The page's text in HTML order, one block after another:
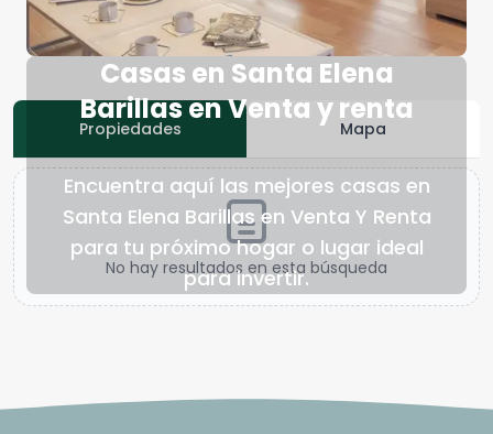
Casas en Santa Elena
Barillas en Venta y renta
Encuentra aquí las mejores casas en
Santa Elena Barillas en Venta Y Renta
para tu próximo hogar o lugar ideal
para invertir.
Propiedades Mapa
No hay resultados en esta búsqueda